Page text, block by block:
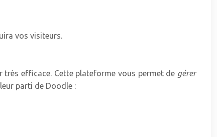
vos visiteurs.
très efficace. Cette plateforme vous permet de gérer
parti de Doodle :